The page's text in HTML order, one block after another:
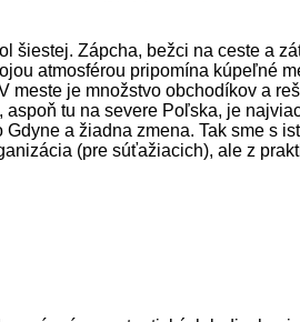
Zápcha, bežci na ceste a
atmosférou pripomína kúpeľné
je množstvo obchodíkov a
tu na severe Poľska, je
a žiadna zmena. Tak sme
(pre súťažiacich), ale z